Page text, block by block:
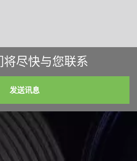
尽快与您联系
发送讯息